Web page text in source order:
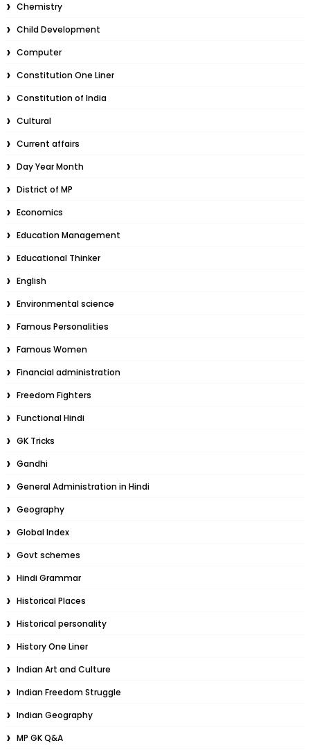
Chemistry
Child Development
Computer
Constitution One Liner
Constitution of India
Cultural
Current affairs
Day Year Month
District of MP
Economics
Education Management
Educational Thinker
English
Environmental science
Famous Personalities
Famous Women
Financial administration
Freedom Fighters
Functional Hindi
GK Tricks
Gandhi
General Administration in Hindi
Geography
Global Index
Govt schemes
Hindi Grammar
Historical Places
Historical personality
History One Liner
Indian Art and Culture
Indian Freedom Struggle
Indian Geography
MP GK Q&A